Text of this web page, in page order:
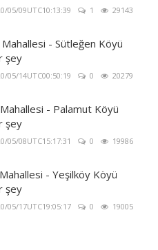
05/09UTC10:13:39 1 29143
- Sütleğen Köyü
şey
05/14UTC00:50:19 0 20279
- Palamut Köyü
şey
05/08UTC15:17:31 0 19986
- Yeşilköy Köyü
şey
05/17UTC19:05:17 0 19005